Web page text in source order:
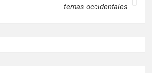
temas occidentales